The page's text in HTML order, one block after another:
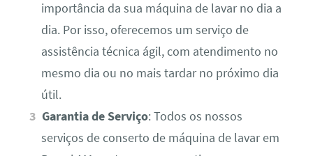
importância da sua máquina de lavar no dia a
dia. Por isso, oferecemos um serviço de
assistência técnica ágil, com atendimento no
mesmo dia ou no mais tardar no próximo dia
útil.
Garantia de Serviço: Todos os nossos
serviços de conserto de máquina de lavar em